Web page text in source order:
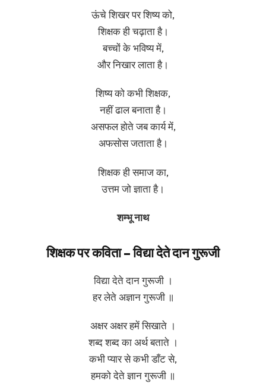
ऊंचे शिखर पर शिष्य को,
शिक्षक ही चढ़ाता है।
बच्चों के भविष्य में,
और निखार लाता है।
शिष्य को कभी शिक्षक,
नहीं ढाल बनाता है।
असफल होते जब कार्य में,
अफसोस जताता है।
शिक्षक ही समाज का,
उत्तम जो ज्ञाता है।
शम्भू नाथ
शिक्षक पर कविता – विद्या देते दान गुरूजी
विद्या देते दान गुरूजी ।
हर लेते अज्ञान गुरूजी ॥
अक्षर अक्षर हमें सिखाते ।
शब्द शब्द का अर्थ बताते ।
कभी प्यार से कभी डाँट से,
हमको देते ज्ञान गुरूजी ॥